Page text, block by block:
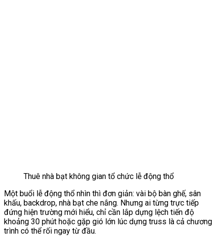
Thuê nhà bạt không gian tổ chức lễ động thổ
Một buổi lễ động thổ nhìn thì đơn giản: vài bộ bàn ghế, sân
khấu, backdrop, nhà bạt che nắng. Nhưng ai từng trực tiếp
đứng hiện trường mới hiểu, chỉ cần lắp dựng lệch tiến độ
khoảng 30 phút hoặc gặp gió lớn lúc dựng truss là cả chương
trình có thể rối ngay từ đầu.